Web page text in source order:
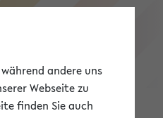
andere uns
Webseite zu
finden Sie auch